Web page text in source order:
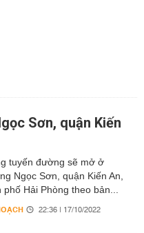
Sơn, quận Kiến
tuyến đường sẽ mở ở
Ngọc Sơn, quận Kiến An,
phố Hải Phòng theo bản...
22:36 | 17/10/2022